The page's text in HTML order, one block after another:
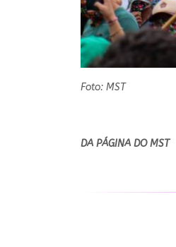
Foto: MST
DA PÁGINA DO MST